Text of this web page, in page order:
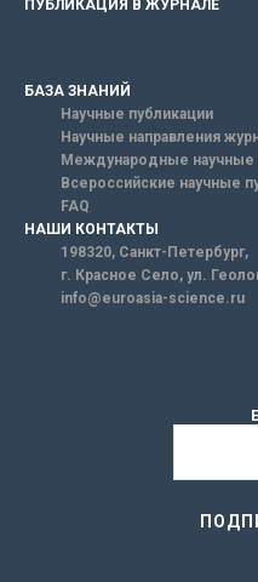
ПУБЛИКАЦИЯ В ЖУРНАЛЕ
БАЗА ЗНАНИЙ
Научные публикации
Научные направления
Международные научные
Всероссийские научные
FAQ
НАШИ КОНТАКТЫ
198320, Санкт-Петербург,
г. Красное Село, ул.
info@euroasia-science.ru